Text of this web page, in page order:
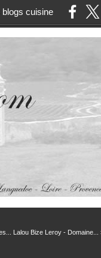
blogs cuisine
Lalou Bize Leroy - Domaine...